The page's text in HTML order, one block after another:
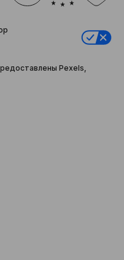
Pexels,